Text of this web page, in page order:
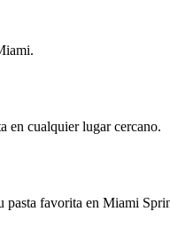
en cualquier lugar cercano.
pasta favorita en Miami